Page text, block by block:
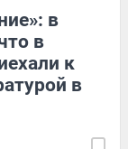
в
в
к
в